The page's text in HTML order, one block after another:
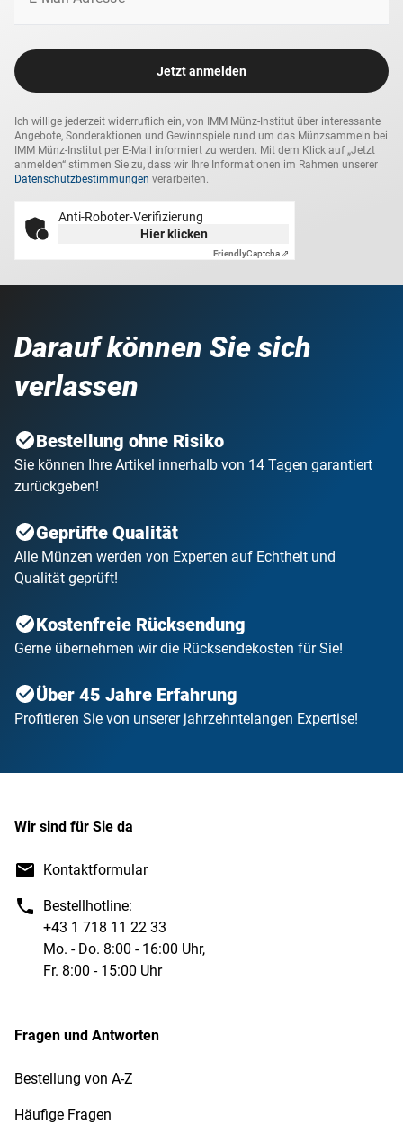
Jetzt anmelden
Ich willige jederzeit widerruflich ein, von IMM Münz-Institut über interessante
Angebote, Sonderaktionen und Gewinnspiele rund um das Münzsammeln bei
IMM Münz-Institut per E-Mail informiert zu werden. Mit dem Klick auf „Jetzt
anmelden“ stimmen Sie zu, dass wir Ihre Informationen im Rahmen unserer
Datenschutzbestimmungen verarbeiten.
Anti-Roboter-Verifizierung
Hier klicken
FriendlyCaptcha ⇗
Darauf können Sie sich
verlassen
Bestellung ohne Risiko
Sie können Ihre Artikel innerhalb von 14 Tagen garantiert
zurückgeben!
Geprüfte Qualität
Alle Münzen werden von Experten auf Echtheit und
Qualität geprüft!
Kostenfreie Rücksendung
Gerne übernehmen wir die Rücksendekosten für Sie!
Über 45 Jahre Erfahrung
Profitieren Sie von unserer jahrzehntelangen Expertise!
Wir sind für Sie da
Kontaktformular
Bestellhotline:
+43 1 718 11 22 33
Mo. - Do. 8:00 - 16:00 Uhr,
Fr. 8:00 - 15:00 Uhr
Fragen und Antworten
Bestellung von A-Z
Häufige Fragen